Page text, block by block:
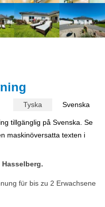
Tyska Svenska
tillgänglig på Svenska. Se
maskinöversatta texten i
für bis zu 2 Erwachsene